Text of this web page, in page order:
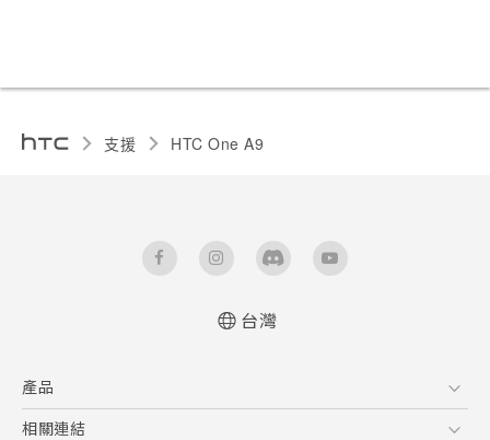
支援 HTC One A9‎
台灣
產品
5G
相關連結